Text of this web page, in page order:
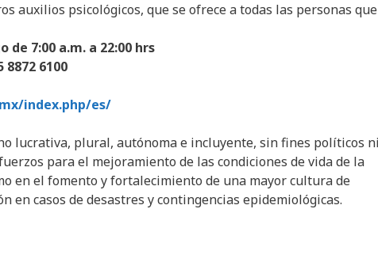
auxilios psicológicos, que se ofrece a todas las personas
de 7:00 a.m. a 22:00 hrs
8872 6100
index.php/es/
lucrativa, plural, autónoma e incluyente, sin fines políticos ni
para el mejoramiento de las condiciones de vida de la
en el fomento y fortalecimiento de una mayor cultura de
en casos de desastres y contingencias epidemiológicas.